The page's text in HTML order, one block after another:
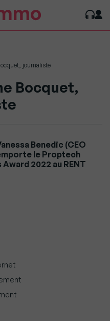
journaliste
Bocquet,
Benedic (CEO
le Proptech
2022 au RENT